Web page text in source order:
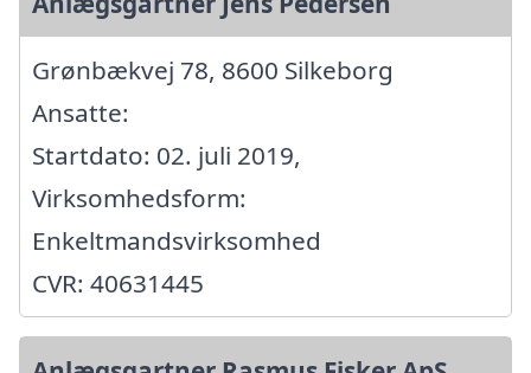
Grønbækvej 78, 8600 Silkeborg
Ansatte:
Startdato: 02. juli 2019,
Virksomhedsform:
Enkeltmandsvirksomhed
CVR: 40631445